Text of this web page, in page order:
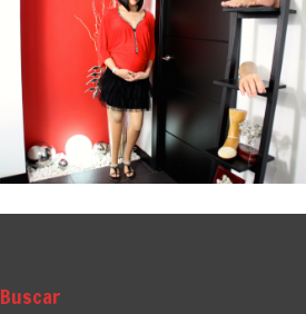
Buscar